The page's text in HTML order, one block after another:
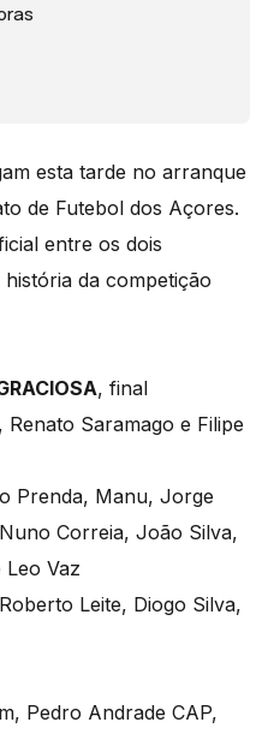
esta tarde no arranque
de Futebol dos Açores.
entre os dois
da competição
, final
Saramago e Filipe
Prenda, Manu, Jorge
Correia, João Silva,
Leo Vaz
Leite, Diogo Silva,
Pedro Andrade CAP,